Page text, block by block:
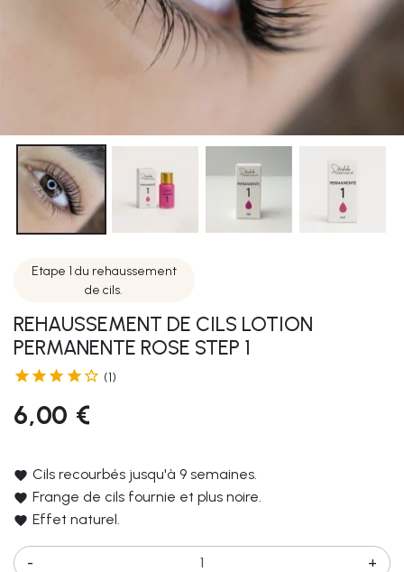
Etape 1 du rehaussement
de cils.
REHAUSSEMENT DE CILS LOTION
PERMANENTE ROSE STEP 1
     (1)
6,00 €
Cils recourbés jusqu'à 9 semaines.
Frange de cils fournie et plus noire.
Effet naturel.
- +